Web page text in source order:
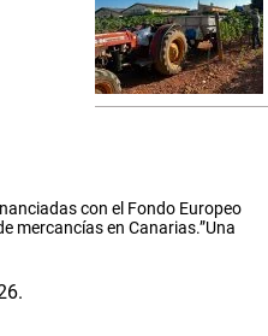
con el Fondo Europeo
mercancías en Canarias.”Una